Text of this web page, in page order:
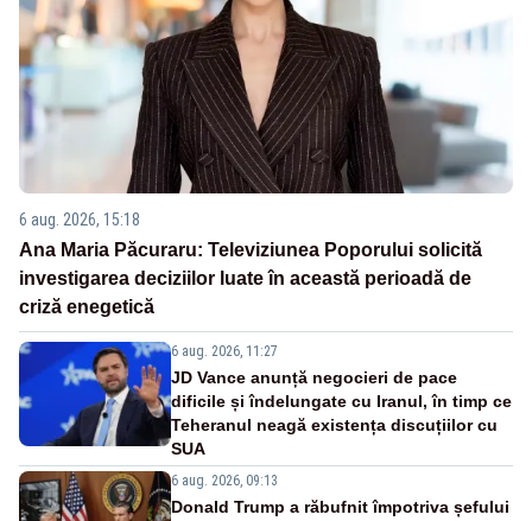
6 aug. 2026, 15:18
Ana Maria Păcuraru: Televiziunea Poporului solicită
investigarea deciziilor luate în această perioadă de
criză enegetică
6 aug. 2026, 11:27
JD Vance anunță negocieri de pace
dificile și îndelungate cu Iranul, în timp ce
Teheranul neagă existența discuțiilor cu
SUA
6 aug. 2026, 09:13
Donald Trump a răbufnit împotriva șefului